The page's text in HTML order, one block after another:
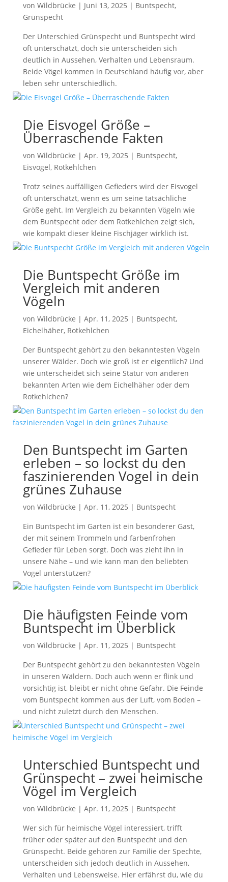
von Wildbrücke | Juni 13, 2025 | Buntspecht,
Grünspecht
Der Unterschied Grünspecht und Buntspecht wird
oft unterschätzt, doch sie unterscheiden sich
deutlich in Aussehen, Verhalten und Lebensraum.
Beide Vögel kommen in Deutschland häufig vor, aber
leben sehr unterschiedlich.
Die Eisvogel Größe –
Überraschende Fakten
von Wildbrücke | Apr. 19, 2025 | Buntspecht,
Eisvogel, Rotkehlchen
Trotz seines auffälligen Gefieders wird der Eisvogel
oft unterschätzt, wenn es um seine tatsächliche
Größe geht. Im Vergleich zu bekannten Vögeln wie
dem Buntspecht oder dem Rotkehlchen zeigt sich,
wie kompakt dieser kleine Fischjäger wirklich ist.
Die Buntspecht Größe im
Vergleich mit anderen
Vögeln
von Wildbrücke | Apr. 11, 2025 | Buntspecht,
Eichelhäher, Rotkehlchen
Der Buntspecht gehört zu den bekanntesten Vögeln
unserer Wälder. Doch wie groß ist er eigentlich? Und
wie unterscheidet sich seine Statur von anderen
bekannten Arten wie dem Eichelhäher oder dem
Rotkehlchen?
Den Buntspecht im Garten
erleben – so lockst du den
faszinierenden Vogel in dein
grünes Zuhause
von Wildbrücke | Apr. 11, 2025 | Buntspecht
Ein Buntspecht im Garten ist ein besonderer Gast,
der mit seinem Trommeln und farbenfrohen
Gefieder für Leben sorgt. Doch was zieht ihn in
unsere Nähe – und wie kann man den beliebten
Vogel unterstützen?
Die häufigsten Feinde vom
Buntspecht im Überblick
von Wildbrücke | Apr. 11, 2025 | Buntspecht
Der Buntspecht gehört zu den bekanntesten Vögeln
in unseren Wäldern. Doch auch wenn er flink und
vorsichtig ist, bleibt er nicht ohne Gefahr. Die Feinde
vom Buntspecht kommen aus der Luft, vom Boden –
und nicht zuletzt durch den Menschen.
Unterschied Buntspecht und
Grünspecht – zwei heimische
Vögel im Vergleich
von Wildbrücke | Apr. 11, 2025 | Buntspecht
Wer sich für heimische Vögel interessiert, trifft
früher oder später auf den Buntspecht und den
Grünspecht. Beide gehören zur Familie der Spechte,
unterscheiden sich jedoch deutlich in Aussehen,
Verhalten und Lebensweise. Hier erfährst du, wie du